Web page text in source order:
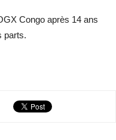
Congo après 14 ans
parts.